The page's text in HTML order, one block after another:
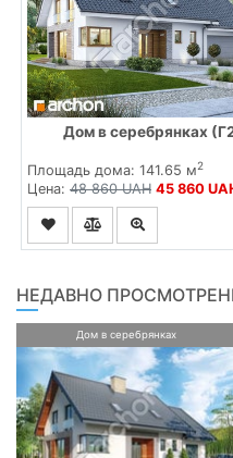
Дом в серебрянках
Площадь дома: 141.65 м2
Цена: 48 860 UAH 45 860
НЕДАВНО
Дом в серебрянках